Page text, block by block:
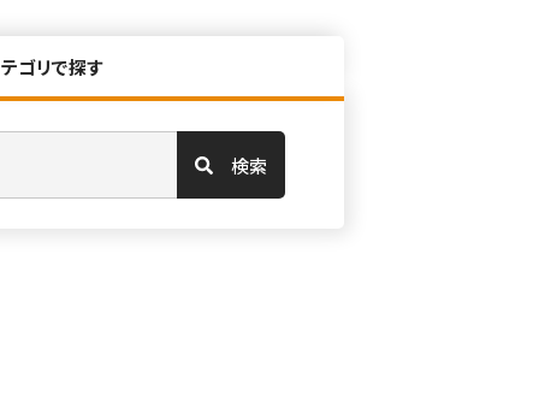
ゴリで探す
検索